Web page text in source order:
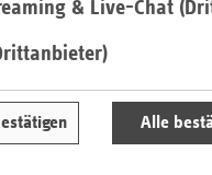
& Live-Chat
Alle
die gesetzlichen
um gemeinsam über
-kontaktstellen in
gehören AOK, BKK, IKK,